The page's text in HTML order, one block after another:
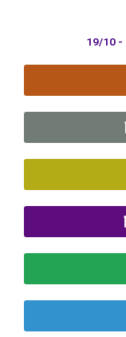
19/10 -